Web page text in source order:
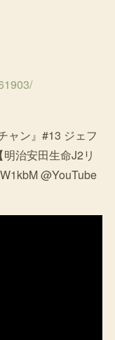
ャン』#13 ジェフ
治安田生命J2リ
@YouTube